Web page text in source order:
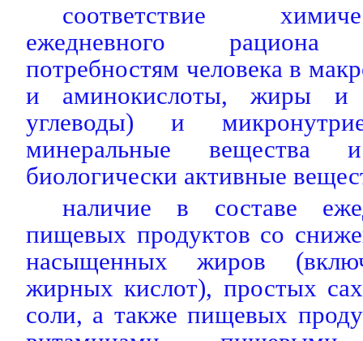
соответствие
ежедневного рациона
потребностям человека в
и аминокислоты, жиры и
углеводы) и
минеральные вещества
биологически активные
наличие в составе
пищевых продуктов со
насыщенных жиров
жирных кислот), простых
соли, а также пищевых